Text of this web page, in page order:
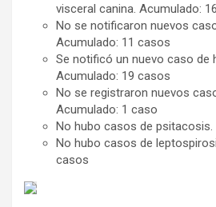
visceral canina. Acumulado:
No se notificaron nuevos
Acumulado: 11 casos
Se notificó un nuevo caso de
Acumulado: 19 casos
No se registraron nuevos
Acumulado: 1 caso
No hubo casos de psitacosis.
No hubo casos de
casos